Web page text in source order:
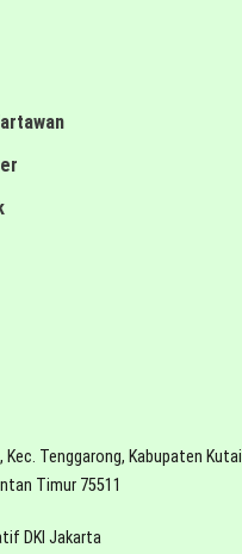
Kec. Tenggarong, Kabupaten Kutai
Timur 75511
DKI Jakarta